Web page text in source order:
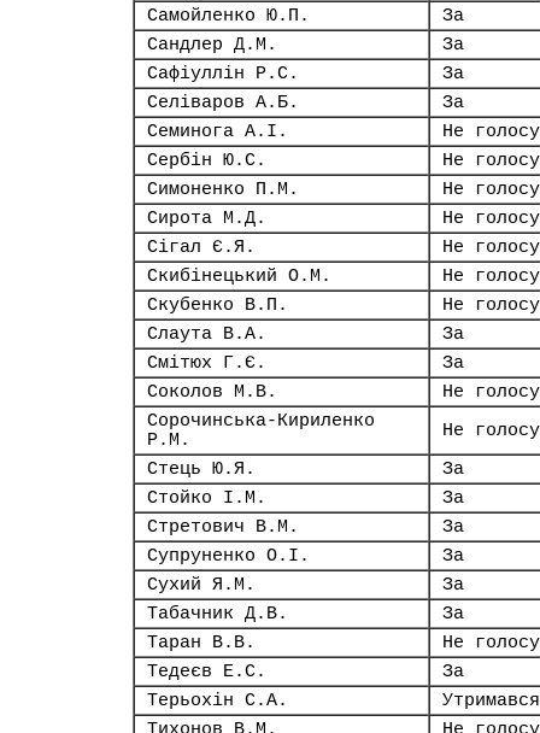
Самойленко Ю.П.
За
Сандлер Д.М.
За
Сафіуллін Р.С.
За
Селіваров А.Б.
За
Семинога А.І.
Не
Сербін Ю.С.
Не
Симоненко П.М.
Не
Сирота М.Д.
Не
Сігал Є.Я.
Не
Скибінецький О.М.
Не
Скубенко В.П.
Не
Слаута В.А.
За
Смітюх Г.Є.
За
Соколов М.В.
Не
Сорочинська-Кириленко
Р.М.
Не
Стець Ю.Я.
За
Стойко І.М.
За
Стретович В.М.
За
Супруненко О.І.
За
Сухий Я.М.
За
Табачник Д.В.
За
Таран В.В.
Не
Тедеєв Е.С.
За
Терьохін С.А.
Утримався